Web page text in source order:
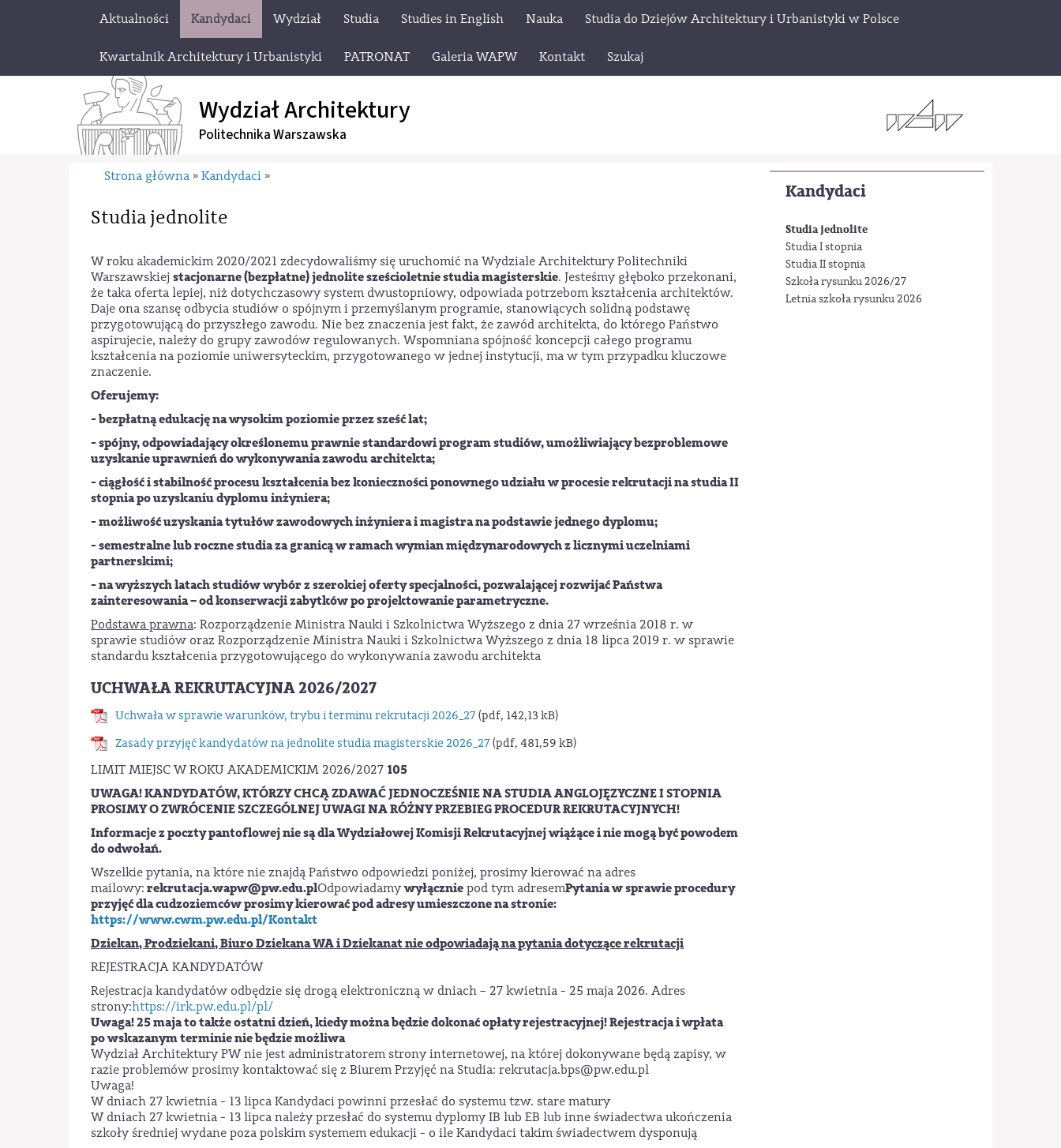
Aktualności Kandydaci Wydział Studia Studies in English Nauka Studia do Dziejów Architektury i Urbanistyki w Polsce
Kwartalnik Architektury i Urbanistyki PATRONAT Galeria WAPW Kontakt Szukaj
Wydział Architektury
Politechnika Warszawska
Kandydaci
Studia jednolite
Studia I stopnia
Studia II stopnia
Szkoła rysunku 2026/27
Letnia szkoła rysunku 2026
Strona główna » Kandydaci »
Studia jednolite
W roku akademickim 2020/2021 zdecydowaliśmy się uruchomić na Wydziale Architektury Politechniki
Warszawskiej stacjonarne (bezpłatne) jednolite sześcioletnie studia magisterskie. Jesteśmy głęboko przekonani,
że taka oferta lepiej, niż dotychczasowy system dwustopniowy, odpowiada potrzebom kształcenia architektów.
Daje ona szansę odbycia studiów o spójnym i przemyślanym programie, stanowiących solidną podstawę
przygotowującą do przyszłego zawodu. Nie bez znaczenia jest fakt, że zawód architekta, do którego Państwo
aspirujecie, należy do grupy zawodów regulowanych. Wspomniana spójność koncepcji całego programu
kształcenia na poziomie uniwersyteckim, przygotowanego w jednej instytucji, ma w tym przypadku kluczowe
znaczenie.
Oferujemy:
- bezpłatną edukację na wysokim poziomie przez sześć lat;
- spójny, odpowiadający określonemu prawnie standardowi program studiów, umożliwiający bezproblemowe
uzyskanie uprawnień do wykonywania zawodu architekta;
- ciągłość i stabilność procesu kształcenia bez konieczności ponownego udziału w procesie rekrutacji na studia II
stopnia po uzyskaniu dyplomu inżyniera;
- możliwość uzyskania tytułów zawodowych inżyniera i magistra na podstawie jednego dyplomu;
- semestralne lub roczne studia za granicą w ramach wymian międzynarodowych z licznymi uczelniami
partnerskimi;
- na wyższych latach studiów wybór z szerokiej oferty specjalności, pozwalającej rozwijać Państwa
zainteresowania – od konserwacji zabytków po projektowanie parametryczne.
Podstawa prawna: Rozporządzenie Ministra Nauki i Szkolnictwa Wyższego z dnia 27 września 2018 r. w
sprawie studiów oraz Rozporządzenie Ministra Nauki i Szkolnictwa Wyższego z dnia 18 lipca 2019 r. w sprawie
standardu kształcenia przygotowującego do wykonywania zawodu architekta
UCHWAŁA REKRUTACYJNA 2026/2027
Uchwała w sprawie warunków, trybu i terminu rekrutacji 2026_27 (pdf, 142,13 kB)
Zasady przyjęć kandydatów na jednolite studia magisterskie 2026_27 (pdf, 481,59 kB)
LIMIT MIEJSC W ROKU AKADEMICKIM 2026/2027 105
UWAGA! KANDYDATÓW, KTÓRZY CHCĄ ZDAWAĆ JEDNOCZEŚNIE NA STUDIA ANGLOJĘZYCZNE I STOPNIA
PROSIMY O ZWRÓCENIE SZCZEGÓLNEJ UWAGI NA RÓŻNY PRZEBIEG PROCEDUR REKRUTACYJNYCH!
Informacje z poczty pantoflowej nie są dla Wydziałowej Komisji Rekrutacyjnejwiążącei nie mogą być powodem
do odwołań.
Wszelkie pytania, na które nie znajdą Państwo odpowiedzi poniżej, prosimy kierować na adres
mailowy: rekrutacja.wapw@pw.edu.plOdpowiadamywyłącznie pod tym adresemPytania w sprawie procedury
przyjęć dla cudzoziemców prosimy kierować pod adresy umieszczone na stronie:
https://www.cwm.pw.edu.pl/Kontakt
Dziekan, Prodziekani, Biuro Dziekana WA i Dziekanat nieodpowiadająna pytania dotyczące rekrutacji
REJESTRACJA KANDYDATÓW
Rejestracja kandydatów odbędzie się drogą elektroniczną w dniach – 27 kwietnia - 25 maja 2026. Adres
strony:https://irk.pw.edu.pl/pl/
Uwaga! 25 maja to także ostatni dzień, kiedy można będzie dokonać opłaty rejestracyjnej! Rejestracja i wpłata
po wskazanym terminie nie będzie możliwa
Wydział Architektury PW nie jest administratorem strony internetowej, na której dokonywane będą zapisy, w
razie problemów prosimy kontaktować się z Biurem Przyjęć na Studia: rekrutacja.bps@pw.edu.pl
Uwaga!
W dniach 27 kwietnia - 13 lipca Kandydaci powinni przesłać do systemu tzw. stare matury
W dniach 27 kwietnia - 13 lipca należy przesłać do systemu dyplomy IB lub EB lub inne świadectwa ukończenia
szkoły średniej wydane poza polskim systemem edukacji - o ile Kandydaci takim świadectwem dysponują